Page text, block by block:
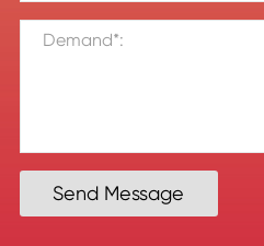
Send Message